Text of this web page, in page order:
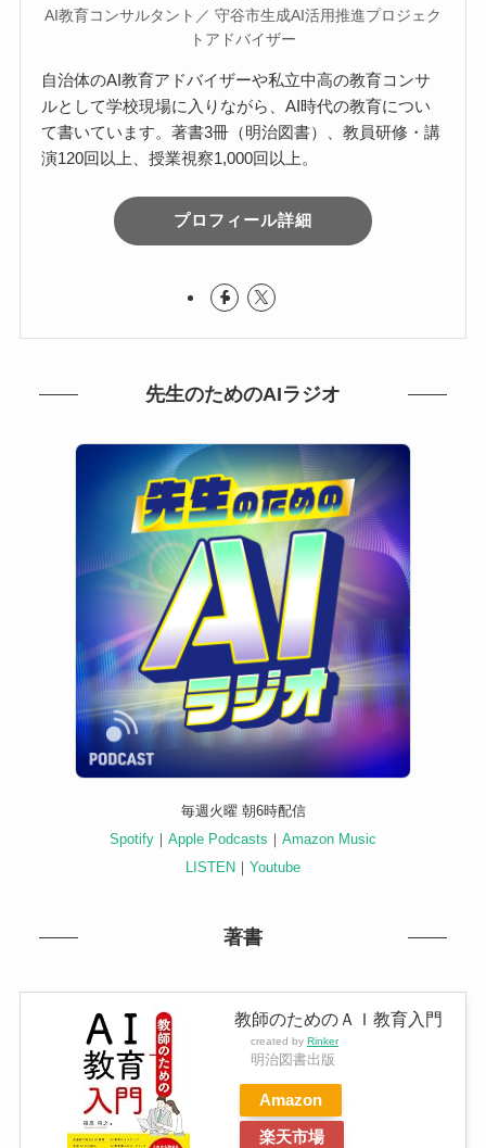
AI教育コンサルタント／ 守谷市生成AI活用推進プロジェク
トアドバイザー
自治体のAI教育アドバイザーや私立中高の教育コンサ
ルとして学校現場に入りながら、AI時代の教育につい
て書いています。著書3冊（明治図書）、教員研修・講
演120回以上、授業視察1,000回以上。
プロフィール詳細
先生のためのAIラジオ
毎週火曜 朝6時配信
Spotify ｜ Apple Podcasts ｜ Amazon Music
LISTEN ｜ Youtube
著書
教師のためのＡＩ教育入門
created by Rinker
明治図書出版
Amazon
楽天市場